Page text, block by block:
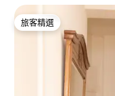
旅客精選
旅客精選